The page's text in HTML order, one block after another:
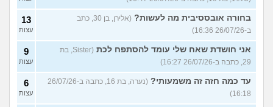
בחורה אובססיבית מה לעשות?
(אלירן, בן 30, כתב
ב-26/07/26 16:36)
13
עצות
אני חושדת שאח שלי עומד להסתפח לכת
(Sister, בת
29, כתבה ב-26/07/26 16:27)
9
עצות
עד כמה חזה זה משמעותי?
(נערה, בת 16, כתבה ב-26/07/26
16:18)
6
עצות